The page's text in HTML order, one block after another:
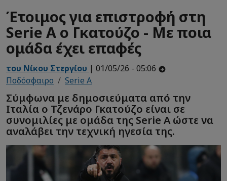
Έτοιμος για επιστροφή στη
Serie A ο Γκατούζο - Με ποια
ομάδα έχει επαφές
του Νίκου Στεργίου | 01/05/26 - 05:06
Ποδόσφαιρο
Serie A
Σύμφωνα με δημοσιεύματα από την
Ιταλία ο Τζενάρο Γκατούζο είναι σε
συνομιλίες με ομάδα της Serie A ώστε να
αναλάβει την τεχνική ηγεσία της.